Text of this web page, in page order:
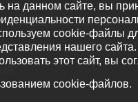
ВЕСТНИК 16+
издание Заневского
на данном сайте, вы
cookie-файлы
нашего
этот сайт, вы
cookie-файлов.